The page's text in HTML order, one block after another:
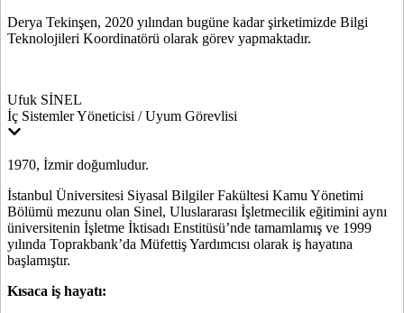
Derya Tekinşen, 2020 yılından bugüne kadar şirketimizde Bilgi
Teknolojileri Koordinatörü olarak görev yapmaktadır.
Ufuk SİNEL
İç Sistemler Yöneticisi / Uyum Görevlisi
1970, İzmir doğumludur.
İstanbul Üniversitesi Siyasal Bilgiler Fakültesi Kamu Yönetimi
Bölümü mezunu olan Sinel, Uluslararası İşletmecilik eğitimini aynı
üniversitenin İşletme İktisadı Enstitüsü’nde tamamlamış ve 1999
yılında Toprakbank’da Müfettiş Yardımcısı olarak iş hayatına
başlamıştır.
Kısaca iş hayatı: